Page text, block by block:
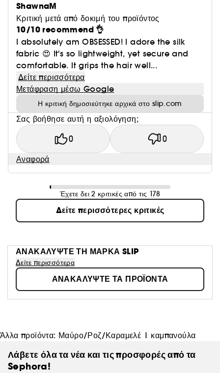
ShawnaM
Κριτική μετά από δοκιμή του προϊόντος
10/10 recommend 👌
I absolutely am OBSESSED! I adore the silk
fabric 😍 It's so lightweight, yet secure and
comfortable. It grips the hair well...
Δείτε περισσότερα
Μετάφραση μέσω Google
Η κριτική δημοσιεύτηκε αρχικά στο slip.com
Σας βοήθησε αυτή η αξιολόγηση;
0 0
Αναφορά
Έχετε δει 2 κριτικές από τις 178
Δείτε περισσότερες κριτικές
ΑΝΑΚΑΛΥΨΤΕ ΤΗ ΜΑΡΚΑ SLIP
Δείτε περισσότερα
ΑΝΑΚΑΛΥΨΤΕ ΤΑ ΠΡΟΪΟΝΤΑ
Άλλα προϊόντα: Μαύρο/Ροζ/Καραμελέ | καμπανούλα
Λάβετε όλα τα νέα και τις προσφορές από τα
Sephora!